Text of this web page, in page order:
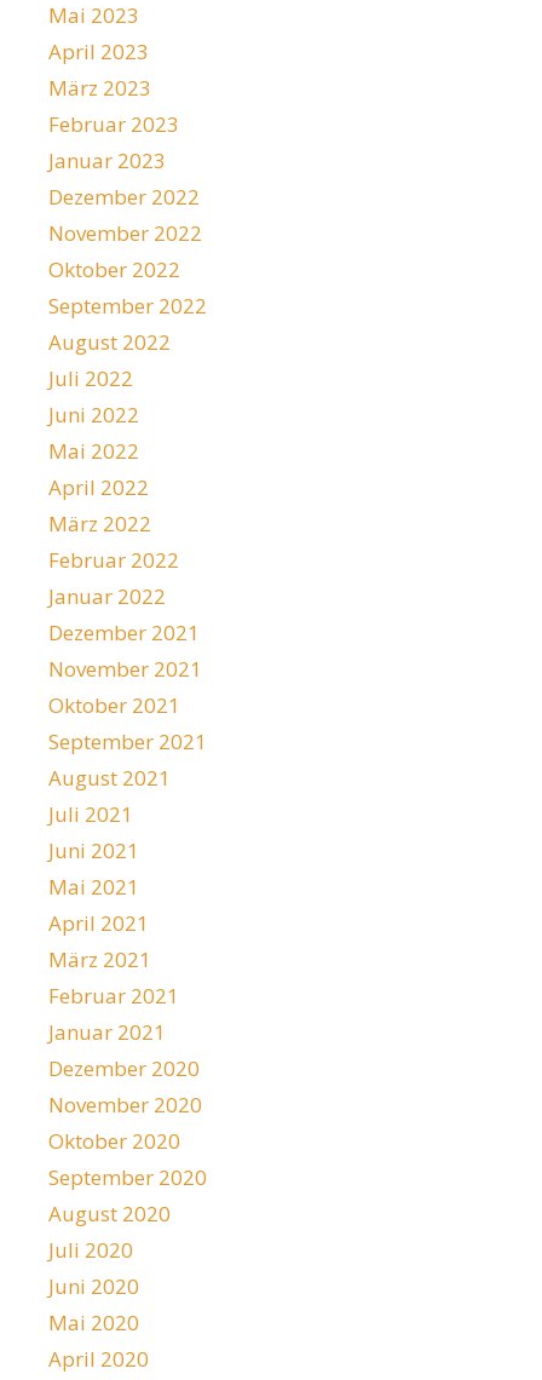
Mai 2023
April 2023
März 2023
Februar 2023
Januar 2023
Dezember 2022
November 2022
Oktober 2022
September 2022
August 2022
Juli 2022
Juni 2022
Mai 2022
April 2022
März 2022
Februar 2022
Januar 2022
Dezember 2021
November 2021
Oktober 2021
September 2021
August 2021
Juli 2021
Juni 2021
Mai 2021
April 2021
März 2021
Februar 2021
Januar 2021
Dezember 2020
November 2020
Oktober 2020
September 2020
August 2020
Juli 2020
Juni 2020
Mai 2020
April 2020